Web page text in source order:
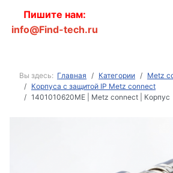
Пишите нам:
info@Find-tech.ru
Вы здесь: Главная Категории
Metz
Корпуса с защитой IP Metz connect
1401010620ME | Metz connect | Корпус